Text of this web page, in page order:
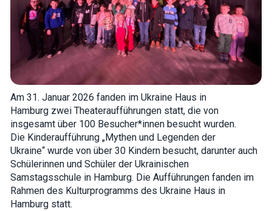
Am 31. Januar 2026 fanden im Ukraine Haus in
Hamburg zwei Theateraufführungen statt, die von
insgesamt über 100 Besucher*innen besucht wurden.
Die Kinderaufführung „Mythen und Legenden der
Ukraine“ wurde von über 30 Kindern besucht, darunter auch
Schülerinnen und Schüler der Ukrainischen
Samstagsschule in Hamburg. Die Aufführungen fanden im
Rahmen des Kulturprogramms des Ukraine Haus in
Hamburg statt.
Statistics
In order for
us to
improve the
website's
functionality
and
structure,
based on
how the
website is
used.
Experience
In order for